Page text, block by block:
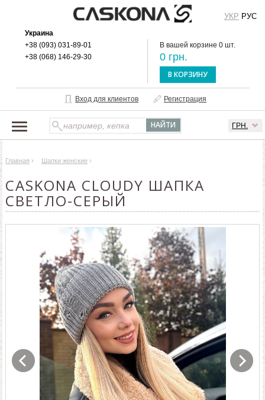
Украина
+38 (093) 031-89-01
+38 (068) 146-29-30
В вашей корзине 0 шт.
0 грн.
В КОРЗИНУ
Вход для клиентов Регистрация
ГРН.
УКР РУС
О БРЕНДЕ
ДОСТАВКА И ОПЛАТА
ОПТОВЫМ КЛИЕНТАМ
Главная › Шапки женские ›
CASKONA CLOUDY ШАПКА
СВЕТЛО-СЕРЫЙ